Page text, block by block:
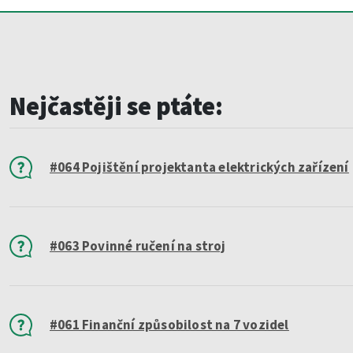
Nejčastěji se ptáte:
#064 Pojištění projektanta elektrických zařízení
#063 Povinné ručení na stroj
#061 Finanční způsobilost na 7 vozidel